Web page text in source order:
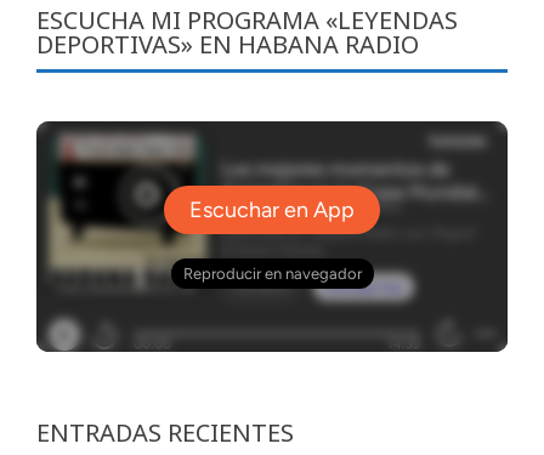
ESCUCHA MI PROGRAMA «LEYENDAS
DEPORTIVAS» EN HABANA RADIO
ENTRADAS RECIENTES